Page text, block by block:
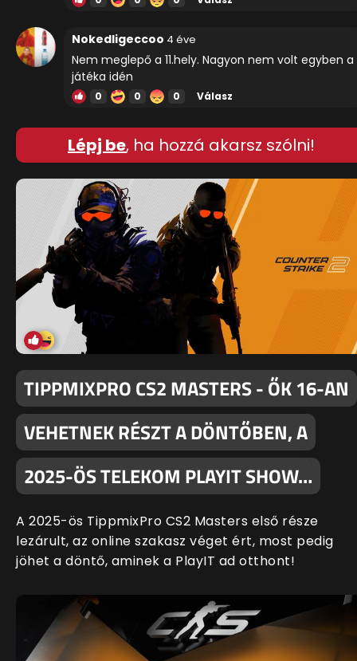
Nokedligeccoo 4 éve
Nem meglepő a 11.hely. Nagyon nem volt egyben a
játéka idén
0 0 0 Válasz
Lépj be, ha hozzá akarsz szólni!
TIPPMIXPRO CS2 MASTERS - ŐK 16-AN
VEHETNEK RÉSZT A DÖNTŐBEN, A
2025-ÖS TELEKOM PLAYIT SHOW…
A 2025-ös TippmixPro CS2 Masters első része
lezárult, az online szakasz véget ért, most pedig
jöhet a döntő, aminek a PlayIT ad otthont!